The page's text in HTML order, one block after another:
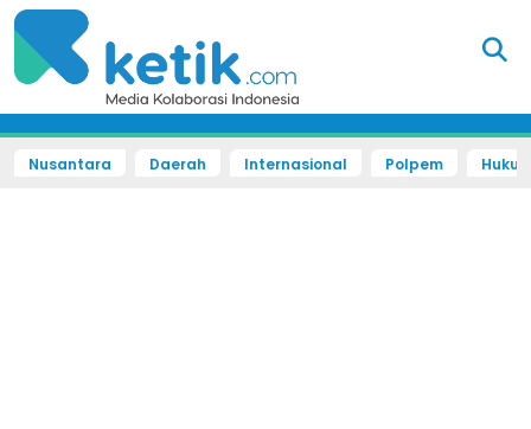
Nusantara Daerah Internasional Polpem